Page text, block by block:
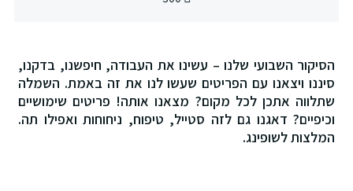
הסיקור השבועי שלנו – עשינו את העבודה, חיפשנו, בדקנו,
סיננו ויצאנו עם הפריטים שעשו לנו את זה באמת. השמלה
שתלווה אתכן לכל מקום? מצאנו אותה! פריטים שימושיים
וכיפיים? דאגנו גם לזה סטייל, טיפוח, ניחוחות ואפילו תה.
המלצות לשופינג.